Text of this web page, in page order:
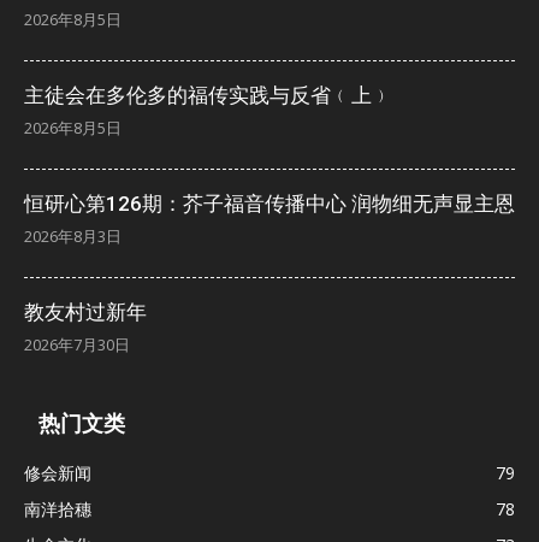
2026年8月5日
主徒会在多伦多的福传实践与反省﹙上﹚
2026年8月5日
恒研心第126期：芥子福音传播中心 润物细无声显主恩
2026年8月3日
教友村过新年
2026年7月30日
热门文类
修会新闻
79
南洋拾穗
78